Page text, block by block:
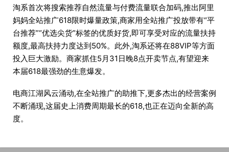
淘系首次将搜索推荐自然流量与付费流量联合加码,推出阿里
妈妈全站推广618限时爆量政策,商家用全站推广投放带有“平
台推荐”“优选尖货”标签的优质好货,即可享受对应的流量扶持
额度,最高扶持力度达到50%。此外,淘系还将在88VIP等方面
投入巨大激励。商家抓住5月31日晚8点开卖节点,有望迎来
本届618最强劲的生意爆发。
电商江湖风云涌动,在全站推广的助推下,更多杰出的经营案例
不断涌现,这届史上消费周期最长的618,也正在迈向全新的高
度。